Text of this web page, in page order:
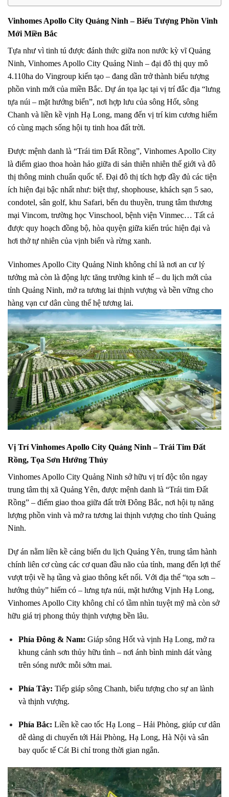
Vinhomes Apollo City Quảng Ninh – Biểu Tượng Phồn Vinh
Mới Miền Bắc
Tựa như vì tinh tú được đánh thức giữa non nước kỳ vĩ Quảng
Ninh, Vinhomes Apollo City Quảng Ninh – đại đô thị quy mô
4.110ha do Vingroup kiến tạo – đang dần trở thành biểu tượng
phồn vinh mới của miền Bắc. Dự án tọa lạc tại vị trí đắc địa “lưng
tựa núi – mặt hướng biển”, nơi hợp lưu của sông Hốt, sông
Chanh và liền kề vịnh Hạ Long, mang đến vị trí kim cương hiếm
có cùng mạch sống hội tụ tinh hoa đất trời.
Được mệnh danh là “Trái tim Đất Rồng”, Vinhomes Apollo City
là điểm giao thoa hoàn hảo giữa di sản thiên nhiên thế giới và đô
thị thông minh chuẩn quốc tế. Đại đô thị tích hợp đầy đủ các tiện
ích hiện đại bậc nhất như: biệt thự, shophouse, khách sạn 5 sao,
condotel, sân golf, khu Safari, bến du thuyền, trung tâm thương
mại Vincom, trường học Vinschool, bệnh viện Vinmec… Tất cả
được quy hoạch đồng bộ, hòa quyện giữa kiến trúc hiện đại và
hơi thở tự nhiên của vịnh biển và rừng xanh.
Vinhomes Apollo City Quảng Ninh không chỉ là nơi an cư lý
tưởng mà còn là động lực tăng trưởng kinh tế – du lịch mới của
tỉnh Quảng Ninh, mở ra tương lai thịnh vượng và bền vững cho
hàng vạn cư dân cùng thế hệ tương lai.
Vị Trí Vinhomes Apollo City Quảng Ninh – Trái Tim Đất
Rồng, Tọa Sơn Hướng Thủy
Vinhomes Apollo City Quảng Ninh sở hữu vị trí độc tôn ngay
trung tâm thị xã Quảng Yên, được mệnh danh là “Trái tim Đất
Rồng” – điểm giao thoa giữa đất trời Đông Bắc, nơi hội tụ năng
lượng phồn vinh và mở ra tương lai thịnh vượng cho tỉnh Quảng
Ninh.
Dự án nằm liền kề cảng biển du lịch Quảng Yên, trung tâm hành
chính liên cơ cùng các cơ quan đầu não của tỉnh, mang đến lợi thế
vượt trội về hạ tầng và giao thông kết nối. Với địa thế “tọa sơn –
hướng thủy” hiếm có – lưng tựa núi, mặt hướng Vịnh Hạ Long,
Vinhomes Apollo City không chỉ có tầm nhìn tuyệt mỹ mà còn sở
hữu giá trị phong thủy thịnh vượng bền lâu.
Phía Đông & Nam: Giáp sông Hốt và vịnh Hạ Long, mở ra
khung cảnh sơn thủy hữu tình – nơi ánh bình minh dát vàng
trên sóng nước mỗi sớm mai.
Phía Tây: Tiếp giáp sông Chanh, biểu tượng cho sự an lành
và thịnh vượng.
Phía Bắc: Liền kề cao tốc Hạ Long – Hải Phòng, giúp cư dân
dễ dàng di chuyển tới Hải Phòng, Hạ Long, Hà Nội và sân
bay quốc tế Cát Bi chỉ trong thời gian ngắn.